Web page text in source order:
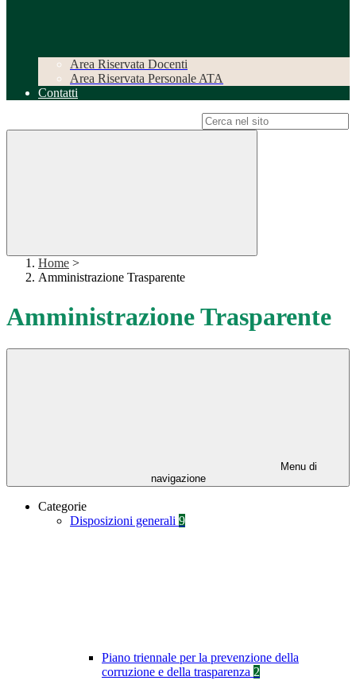
Area Riservata Docenti
Area Riservata Personale ATA
Contatti
Home >
Amministrazione Trasparente
Amministrazione Trasparente
Menu di
navigazione
Categorie
Disposizioni generali 9
Piano triennale per la prevenzione della
corruzione e della trasparenza 2